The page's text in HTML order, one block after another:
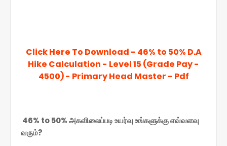
Click Here To Download - 46% to 50% D.A
Hike Calculation - Level 15 (Grade Pay -
4500) - Primary Head Master - Pdf
46% to 50% அகவிலைப்படி உயர்வு உங்களுக்கு எவ்வளவு
வரும்?